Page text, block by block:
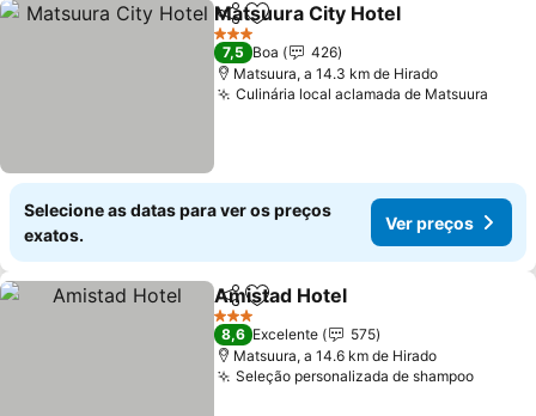
PartilharAdicionar aos favoritos
Matsuura City Hotel
3 Estrelas
7,5 Boa
426
Matsuura, a 14.3 km de Hirado
Culinária local aclamada de Matsuura
Selecione as datas para ver os preços
exatos.
Ver preços
PartilharAdicionar aos favoritos
Amistad Hotel
3 Estrelas
8,6 Excelente
575
Matsuura, a 14.6 km de Hirado
Seleção personalizada de shampooVer